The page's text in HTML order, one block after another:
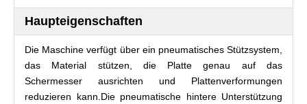
Haupteigenschaften
Die Maschine verfügt über ein pneumatisches Stützsystem,
das Material stützen, die Platte genau auf das
Schermesser ausrichten und Plattenverformungen
reduzieren kann.Die pneumatische hintere Unterstützung